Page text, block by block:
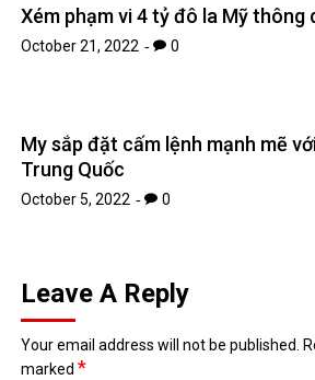
Xém phạm vi 4 tỷ đô la Mỹ thông
October 21, 2022 0
My sắp đặt cấm lệnh mạnh mẽ
Trung Quốc
October 5, 2022 0
Leave A Reply
Your email address will not be published.
marked*